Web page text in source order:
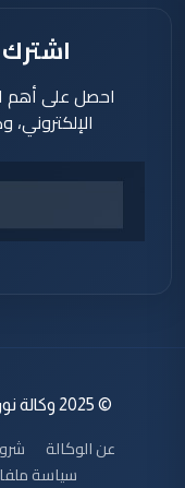
اشترك
احصل على أهم
© 2025 وكالة نون الخبرية. جميع الحقوق محفوظة.
عن الوكالة
سياسة